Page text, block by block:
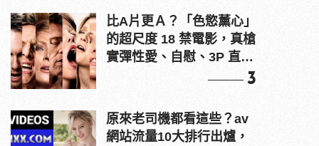
比A片更Ａ？「色慾薰心」
的超尺度 18 禁電影，真槍
實彈性愛、自慰、3P 直接
3
原來老司機都看這些？av
網站流量10大排行出爐，